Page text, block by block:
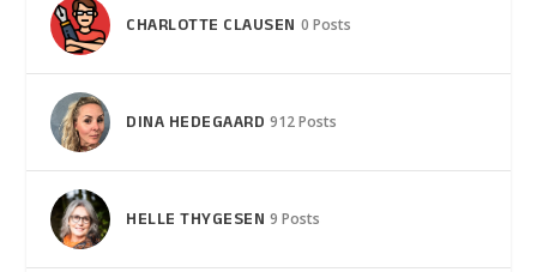
CHARLOTTE CLAUSEN 0 Posts
DINA HEDEGAARD 912 Posts
HELLE THYGESEN 9 Posts